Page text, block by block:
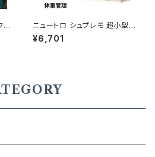
ィ
ニュートロ シュプレモ 超小型
犬〜小型犬 体重管理用 3kg 4
562358781865
¥6,701